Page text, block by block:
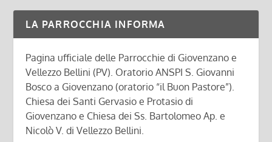
LA PARROCCHIA INFORMA
Pagina ufficiale delle Parrocchie di Giovenzano e
Vellezzo Bellini (PV). Oratorio ANSPI S. Giovanni
Bosco a Giovenzano (oratorio “il Buon Pastore”).
Chiesa dei Santi Gervasio e Protasio di
Giovenzano e Chiesa dei Ss. Bartolomeo Ap. e
Nicolò V. di Vellezzo Bellini.